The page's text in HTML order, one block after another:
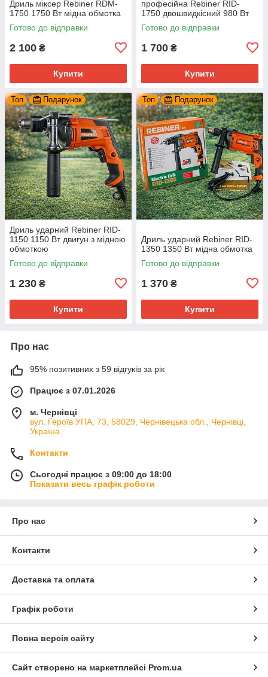
Дриль міксер Rebiner RDM-
1750 1750 Вт мідна обмотка
Готово до відправки
2 100 ₴
Купити
професійна Rebiner RID-
1750 двошвидкісний 980 Вт
Готово до відправки
1 700 ₴
Купити
Топ Подарунок
Дриль ударний Rebiner RID-
1150 1150 Вт двигун з мідною
обмоткою
Готово до відправки
1 230 ₴
Купити
Топ Подарунок
Дриль ударний Rebiner RID-
1350 1350 Вт мідна обмотка
Готово до відправки
1 370 ₴
Купити
Про нас
95% позитивних з 59 відгуків за рік
Працює з 07.01.2026
м. Чернівці
вул. Героїв УПА, 73, 58029, Чернівецька обл., Чернівці,
Україна
Контакти
Сьогодні працює з 09:00 до 18:00
Показати весь графік роботи
Про нас
Контакти
Доставка та оплата
Графік роботи
Повна версія сайту
Сайт створено на маркетплейсі Prom.ua